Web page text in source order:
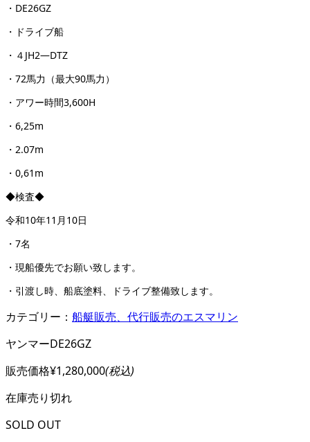
・DE26GZ
・ドライブ船
・４JH2―DTZ
・72馬力（最大90馬力）
・アワー時間3,600H
・6,25m
・2.07m
・0,61m
◆検査◆
令和10年11月10日
・7名
・現船優先でお願い致します。
・引渡し時、船底塗料、ドライブ整備致します。
カテゴリー： 船艇販売、代行販売のエスマリン
ヤンマーDE26GZ
販売価格¥1,280,000(税込)
在庫売り切れ
SOLD OUT